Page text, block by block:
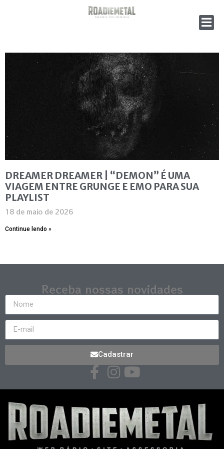
DREAMER DREAMER | “DEMON” É UMA
VIAGEM ENTRE GRUNGE E EMO PARA SUA
PLAYLIST
18 de maio de 2026
Continue lendo »
Receba nossas novidades
Cadastrar